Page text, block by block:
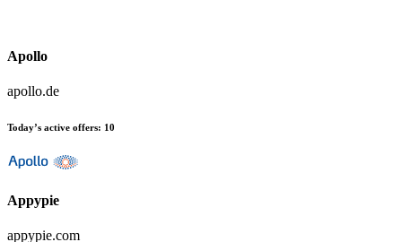
Apollo
apollo.de
Today’s active offers: 10
Appypie
appypie.com